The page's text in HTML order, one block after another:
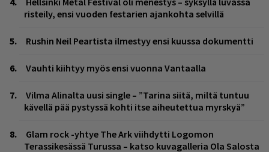
risteily, ensi vuoden festarien ajankohta selvillä
Rushin Neil Peartista ilmestyy ensi kuussa dokumentti
Vauhti kiihtyy myös ensi vuonna Vantaalla
Vilma Alinalta uusi single – ”Tarina siitä, miltä tuntuu
kävellä pää pystyssä kohti itse aiheutettua myrskyä”
Glam rock -yhtye The Ark viihdytti Logomon
Terassikesässä Turussa – katso kuvagalleria Ola Salosta